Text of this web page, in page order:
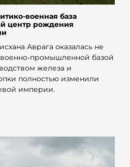
военная база
центр рождения
Аврага оказалась не
промышленной базой
железа и
полностью изменили
империи.